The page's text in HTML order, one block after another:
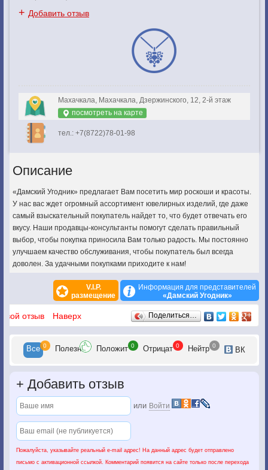
+ Добавить отзыв
Махачкала, Махачкала, Дзержинского, 12, 2-й этаж
посмотреть на карте
тел.: +7(8722)78-01-98
Описание
«Дамский Угодник» предлагает Вам посетить мир роскоши и красоты.
У нас вас ждет огромный ассортимент ювелирных изделий, где даже
самый взыскательный покупатель найдет то, что будет отвечать его
вкусу. Наши продавцы-консультанты помогут сделать правильный
выбор, чтобы покупка приносила Вам только радость. Мы постоянно
улучшаем качество обслуживания, чтобы покупатель был всегда
доволен. За удачными покупками приходите к нам!
V.I.P.
размещение
Информация для представителей
«Дамский Угодник»
Отзывы
отзыв Наверх Поделиться…
Все 0 Полезн Положит 0 Отрицат 0 Нейтр 0 ВК
+ Добавить отзыв
или Войти
Пожалуйста, указывайте реальный e-mail адрес! На данный адрес будет отправлено
письмо с активационной ссылкой. Комментарий появится на сайте только после перехода